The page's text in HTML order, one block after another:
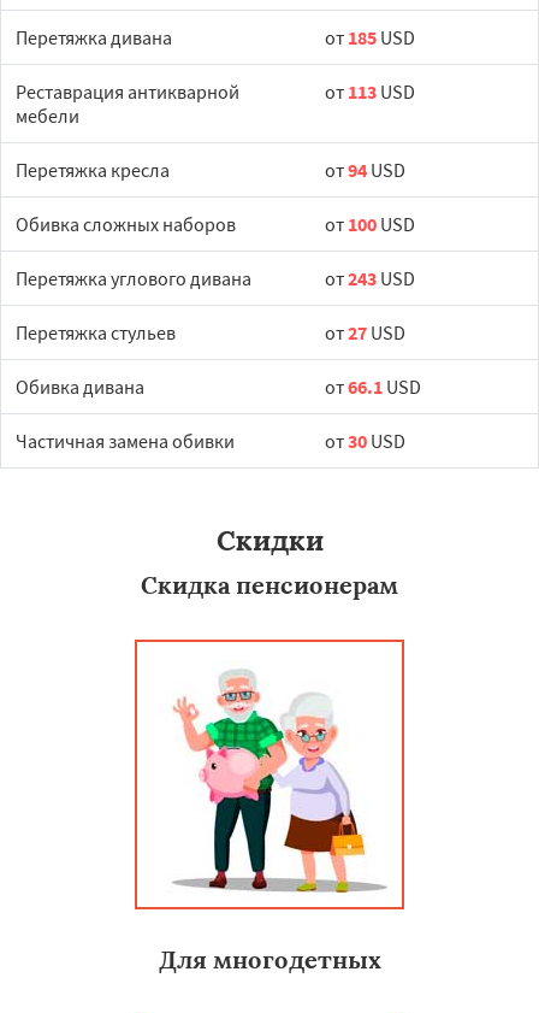
Перетяжка дивана от 185 USD
Реставрация антикварной
мебели
от 113 USD
Перетяжка кресла от94 USD
Обивка сложных наборов от 100 USD
Перетяжка углового дивана от243 USD
Перетяжка стульев от27 USD
Обивка дивана от66.1 USD
Частичная замена обивки от30 USD
Скидки
Скидка пенсионерам
Для многодетных